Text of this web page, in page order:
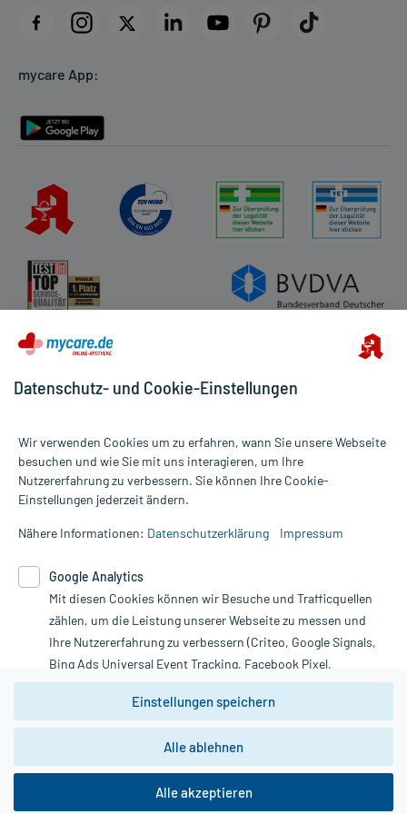
Datenschutz
Rückgabe/Widerruf
mycare App:
Alle Preise gelten inkl. MwSt., ggf. zzgl. Versandkosten
Informationen auf dieser Website werden ausschließlich für
die Untersuchung und Behandlung durch einen Arzt. Bitte
Therapien eingeleitet werden können. | Diese Webseite benutzt
Google Analytics. Lesen Sie bitte dazu die wichtigen Hinweise in
unserer Datenschutzerklärung. Für den Widerruf einer Bestellung
nutzen Sie das Formular:
Vertrag widerrufen
*Hinweise zu unseren Aktionen und Bewertungen
copyright @ 2026 Roland Helle e.K. - Versandapotheke - Alle Rechte vorbehalten
Datenschutz- und Cookie-Einstellungen
Wir verwenden Cookies um zu erfahren, wann Sie unsere Webseite
besuchen und wie Sie mit uns interagieren, um Ihre
Nutzererfahrung zu verbessern. Sie können Ihre Cookie-
Einstellungen jederzeit ändern.
Nähere Informationen: Datenschutzerklärung Impressum
Google Analytics
Mit diesen Cookies können wir Besuche und Trafficquellen
zählen, um die Leistung unserer Webseite zu messen und
Ihre Nutzererfahrung zu verbessern (Criteo, Google Signals,
Bing Ads Universal Event Tracking, Facebook Pixel,
Youtube-Social Plugin).
Wir weisen darauf hin, dass die
zwingend den Europäischen Anforderungen gem. EU-
DSGVO genügen und ein Datentransfer in Drittstaaten bzw.
Daten dort verarbeitet werden, kann nicht geprüft und
nachvollzogen werden.
Einstellungen speichern
Alle ablehnen
Alle akzeptieren